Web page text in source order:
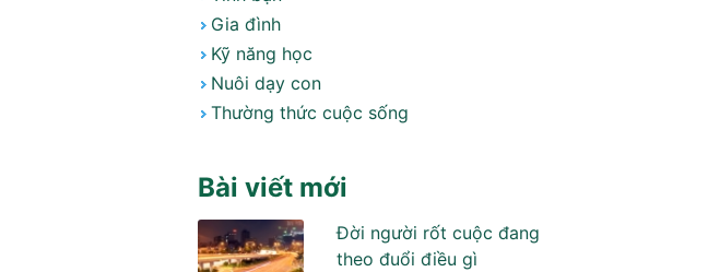
Gia đình
Kỹ năng học
Nuôi dạy con
Thường thức cuộc sống
Bài viết mới
Đời người rốt cuộc đang
theo đuổi điều gì